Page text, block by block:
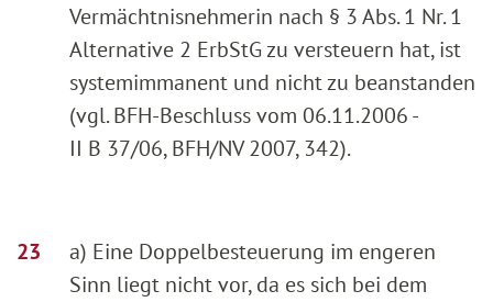
Vermächtnisnehmerin nach § 3 Abs. 1 Nr. 1
Alternative 2 ErbStG zu versteuern hat, ist
systemimmanent und nicht zu beanstanden
(vgl. BFH-Beschluss vom 06.11.2006 -
II B 37/06, BFH/NV 2007, 342).
a) Eine Doppelbesteuerung im engeren
Sinn liegt nicht vor, da es sich bei dem